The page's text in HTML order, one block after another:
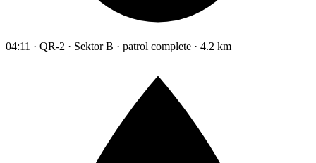
04:11 · QR-2 · Sektor B · patrol complete · 4.2 km